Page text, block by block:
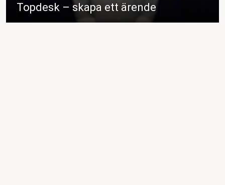
Topdesk – skapa ett ärende